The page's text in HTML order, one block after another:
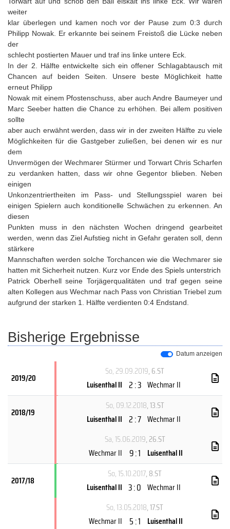
weiter
klar überlegen und kamen noch vor der Pause zum 0:3 durch
Philipp Nowak. Er erkannte bei seinem Freistoß die Lücke neben
der
schlecht postierten Mauer und traf ins linke untere Eck.
In der 2. Hälfte entwickelte sich ein offener Schlagabtausch mit
Chancen auf beiden Seiten. Unsere beste Möglichkeit hatte
erneut Philipp
Nowak mit einem Pfostenschuss, aber auch Andre Baumeyer und
Marc Seeber hatten die Chance zu erhöhen. Bei allem positiven
sollte
aber auch erwähnt werden, dass wir in der zweiten Hälfte zu viele
Möglichkeiten für die Gastgeber zuließen, bei denen wir es nur
dem
Unvermögen der Wechmarer Stürmer und Torwart Chris Scharfen
zu verdanken hatten, dass wir ohne Gegentor blieben. Neben
einigen
Unkonzentriertheiten im Pass- und Stellungsspiel waren bei
einigen Spielern auch konditionelle Schwächen zu erkennen. An
diesen
Punkten muss in den nächsten Wochen dringend gearbeitet
werden, wenn das Ziel Aufstieg nicht in Gefahr geraten soll, denn
stärkere
Mannschaften werden solche Torchancen wie die Wechmarer sie
hatten mit Sicherheit nutzen. Kurz vor Ende des Spiels unterstrich
Patrick Oberhell seine Torjägerqualitäten und traf gegen seine
alten Kollegen aus Wechmar nach Pass von Christian Triebel zum
aufgrund der starken 1. Hälfte verdienten 0:4 Endstand.
Bisherige Ergebnisse
Datum anzeigen
2019/20
So, 29.09.2019, 6.ST
Luisenthal II 2 : 3 Wechmar II
2018/19
So, 09.12.2018, 13.ST
Luisenthal II 2 : 7 Wechmar II
Sa, 15.06.2019, 26.ST
Wechmar II 9 : 1 Luisenthal II
2017/18
So, 15.10.2017, 8.ST
Luisenthal II 3 : 0 Wechmar II
So, 13.05.2018, 17.ST
Wechmar II
5 : 1 Luisenthal II